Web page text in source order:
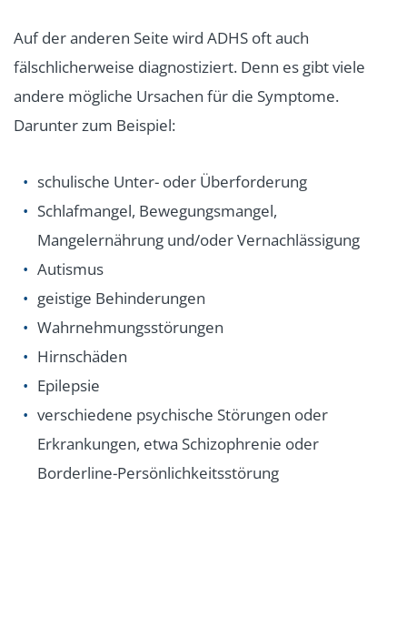
Auf der anderen Seite wird ADHS oft auch
fälschlicherweise diagnostiziert. Denn es gibt viele
andere mögliche Ursachen für die Symptome.
Darunter zum Beispiel:
schulische Unter- oder Überforderung
Schlafmangel, Bewegungsmangel,
Mangelernährung und/oder Vernachlässigung
Autismus
geistige Behinderungen
Wahrnehmungsstörungen
Hirnschäden
Epilepsie
verschiedene psychische Störungen oder
Erkrankungen, etwa Schizophrenie oder
Borderline-Persönlichkeitsstörung